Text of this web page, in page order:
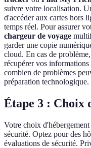
suivre votre localisation.
d'accéder aux cartes hors
temps réel. Pour assurer
chargeur de voyage
garder une copie
cloud. En cas de
récupérer vos
combien de problèmes
préparation technologique.
Étape 3 : Choix
Votre choix
sécurité. Optez pour des
évaluations de sécurité.